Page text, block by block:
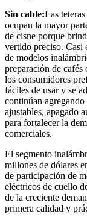
Sin cable:Las
ocupan la mayor
de cisne porque
vertido preciso. Casi
de modelos
preparación de
los consumidores
fáciles de usar y se
continúan agregando
ajustables, apagado
para fortalecer la
comerciales.
El segmento
millones de dólares
de participación de
eléctricos de cuello
de la creciente
primera calidad y